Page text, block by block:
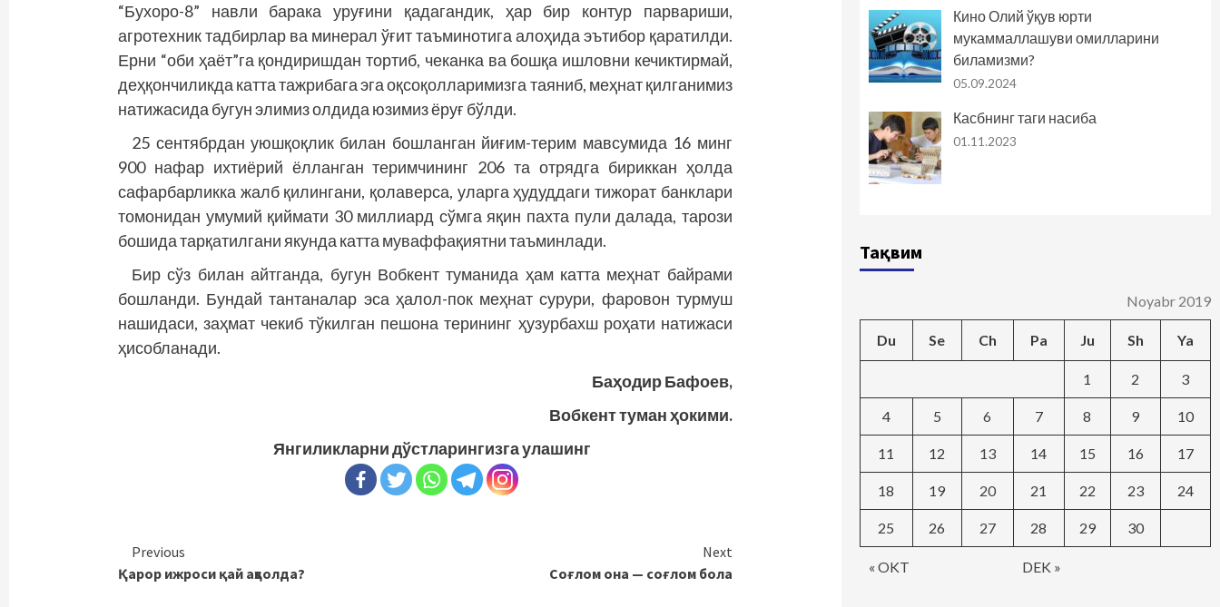
“Бухоро-8” навли барака уруғини қадагандик, ҳар бир контур парвариши,
агротехник тадбирлар ва минерал ўғит таъминотига алоҳида эътибор қаратилди.
Ерни “оби ҳаёт”га қондиришдан тортиб, чеканка ва бош­қа ишловни кечиктирмай,
деҳқончиликда катта тажрибага эга оқсоқолларимизга таяниб, меҳнат қилганимиз
натижасида бугун элимиз олдида юзимиз ёруғ бўлди.
25 сентябрдан уюш­қоқлик билан бошланган йиғим-терим мавсумида 16 минг
900 нафар ихтиё­рий ёлланган теримчининг 206 та отрядга бириккан ҳолда
сафар­барликка жалб қи­лингани, қолаверса, уларга ҳудуддаги тижорат банклари
томонидан умумий қиймати 30 миллиард сўмга яқин пахта пули далада, тарози
бошида тарқатилгани якунда катта муваффақиятни таъминлади.
Бир сўз билан айтганда, бугун Вобкент туманида ҳам катта меҳнат байрами
бошланди. Бундай тантаналар эса ҳалол-пок меҳнат сурури, фаровон турмуш
нашидаси, заҳмат чекиб тўкилган пешона терининг ҳузурбахш роҳати натижаси
ҳисобланади.
Баҳодир Бафоев,
Вобкент туман ҳокими.
Янгиликларни дўстларингизга улашинг
Continue
Reading
Previous
Қарор ижроси қай аҳволда?
Next
Соғлом она — соғлом бола
Кино Олий ўқув юрти
мукаммаллашуви омилларини
биламизми?
05.09.2024
Касбнинг таги насиба
01.11.2023
Тақвим
Noyabr 2019
Du Se Ch Pa Ju Sh Ya
« OKT DEK »
1 2 3
4 5 6 7 8 9 10
11 12 13 14 15 16 17
18 19 20 21 22 23 24
25 26 27 28 29 30